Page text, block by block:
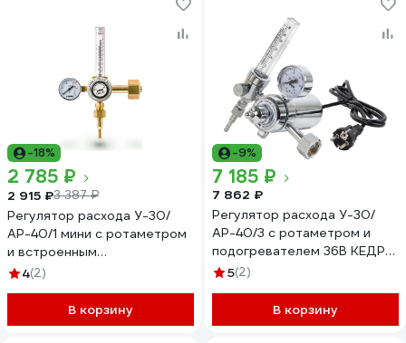
-18%
2 785 ₽
2 915 ₽3 387 ₽
Регулятор расхода У-30/
АР-40/1 мини с ротаметром
и встроенным
экономайзером Кедр
4(2)
В корзину
-9%
7 185 ₽
7 862 ₽
Регулятор расхода У-30/
АР-40/3 с ротаметром и
подогревателем 36В КЕДР
8005036
5(2)
В корзину